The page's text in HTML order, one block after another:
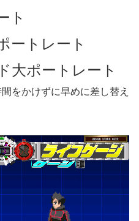
ト
ートレート
大ポートレート
をかけずに早めに差し替え